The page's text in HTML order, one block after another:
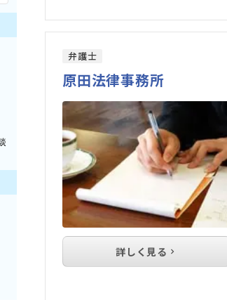
弁護士
原田法律事務所
詳しく見る